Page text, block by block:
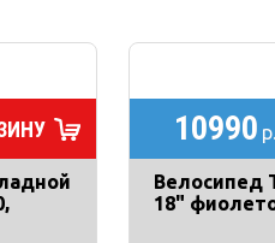
10990 р.
Велосипед
18"